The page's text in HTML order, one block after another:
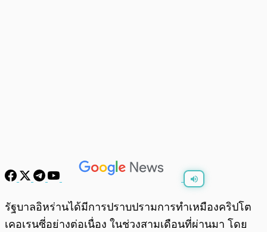
พร้อมเล่น 0:00 0:00
รัฐบาลอิหร่านได้มีการปราบปรามการทำเหมืองคริปโต
เคอเรนซี่อย่างต่อเนื่อง ในช่วงสามเดือนที่ผ่านมา โดย